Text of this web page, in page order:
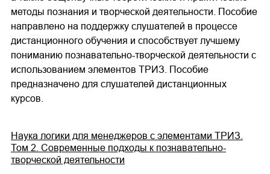
методы познания и творческой деятельности. Пособие
направлено на поддержку слушателей в процессе
дистанционного обучения и способствует лучшему
пониманию познавательно-творческой деятельности с
использованием элементов ТРИЗ. Пособие
предназначено для слушателей дистанционных
курсов.
Наука логики для менеджеров с элементами ТРИЗ.
Том 2. Современные подходы к познавательно-
творческой деятельности